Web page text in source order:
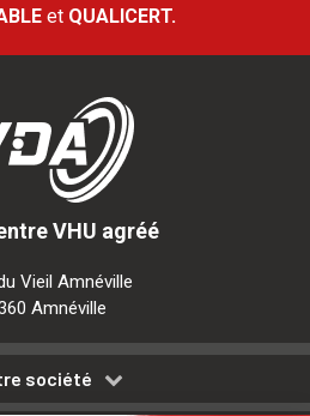
et QUALICERT.
VHU agréé
Vieil Amnéville
Amnéville
société